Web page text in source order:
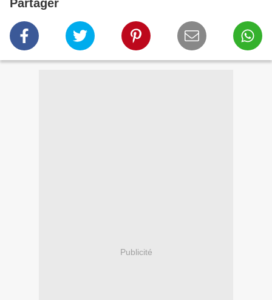
Partager
Publicité